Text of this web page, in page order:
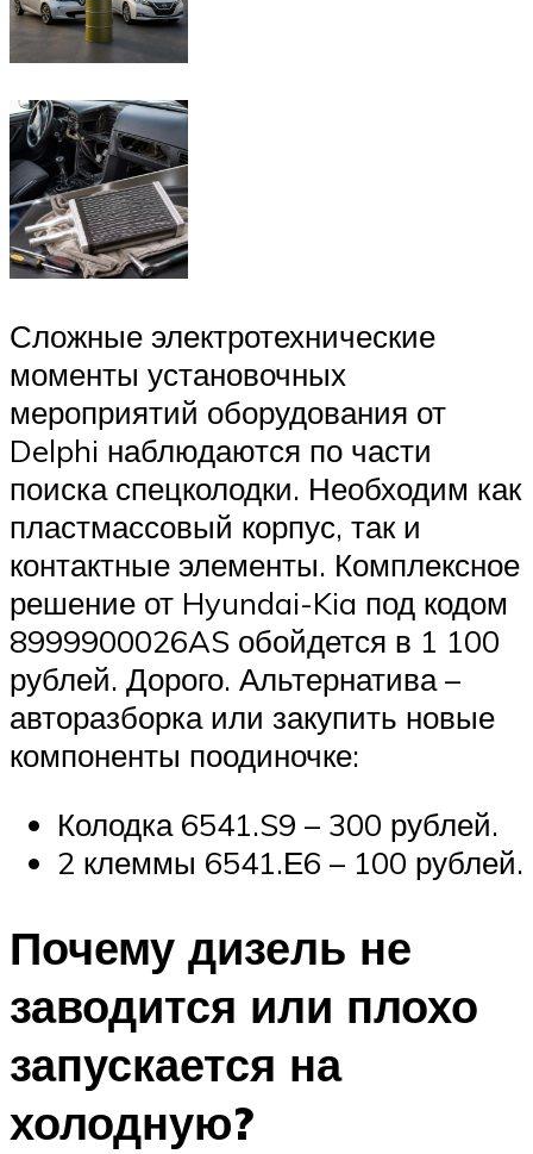
Сложные электротехнические
моменты установочных
мероприятий оборудования от
Delphi наблюдаются по части
поиска спецколодки. Необходим как
пластмассовый корпус, так и
контактные элементы. Комплексное
решение от Hyundai-Kia под кодом
8999900026AS обойдется в 1 100
рублей. Дорого. Альтернатива –
авторазборка или закупить новые
компоненты поодиночке:
Колодка 6541.S9 – 300 рублей.
2 клеммы 6541.Е6 – 100 рублей.
Почему дизель не
заводится или плохо
запускается на
холодную?